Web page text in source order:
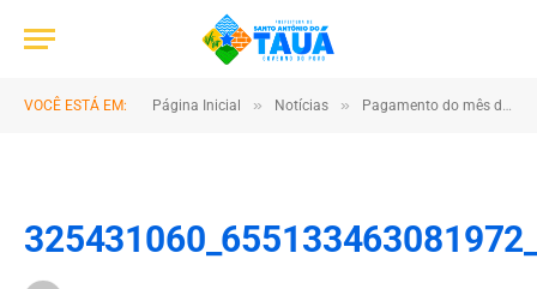
VOCÊ ESTÁ EM: Página Inicial » Notícias » Pagamento do mês de dezembro está na conta